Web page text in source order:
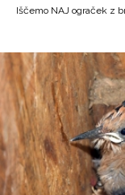
Iščemo NAJ ograček z